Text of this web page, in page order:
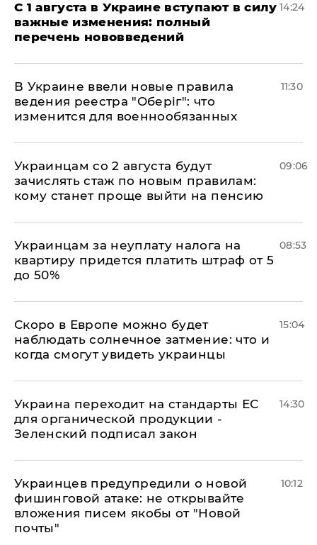
С 1 августа в Украине вступают в силу
важные изменения: полный
перечень нововведений
14:24
В Украине ввели новые правила
ведения реестра "Оберіг": что
изменится для военнообязанных
11:30
Украинцам со 2 августа будут
зачислять стаж по новым правилам:
кому станет проще выйти на пенсию
09:06
Украинцам за неуплату налога на
квартиру придется платить штраф от 5
до 50%
08:53
Скоро в Европе можно будет
наблюдать солнечное затмение: что и
когда смогут увидеть украинцы
15:04
Украина переходит на стандарты ЕС
для органической продукции -
Зеленский подписал закон
14:30
Украинцев предупредили о новой
фишинговой атаке: не открывайте
вложения писем якобы от "Новой
почты"
10:12